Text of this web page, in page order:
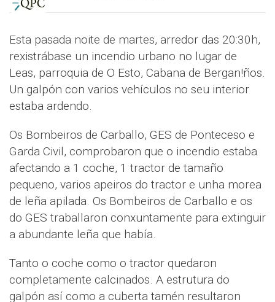
Esta pasada noite de martes, arredor das 20:30h,
rexistrábase un incendio urbano no lugar de
Leas, parroquia de O Esto, Cabana de Bergan!ños.
Un galpón con varios vehículos no seu interior
estaba ardendo.
Os Bombeiros de Carballo, GES de Ponteceso e
Garda Civil, comprobaron que o incendio estaba
afectando a 1 coche, 1 tractor de tamaño
pequeno, varios apeiros do tractor e unha morea
de leña apilada. Os Bombeiros de Carballo e os
do GES traballaron conxuntamente para extinguir
a abundante leña que había.
Tanto o coche como o tractor quedaron
completamente calcinados. A estrutura do
galpón así como a cuberta tamén resultaron